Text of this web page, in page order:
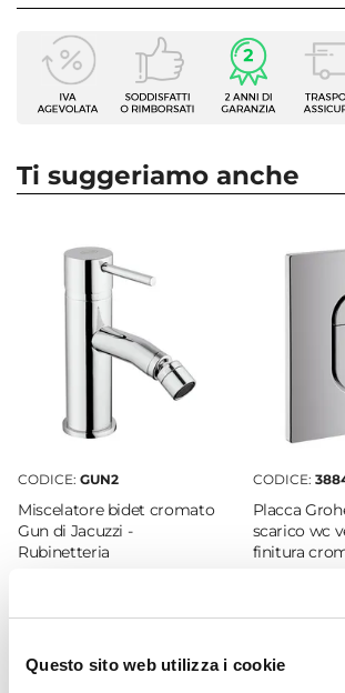
Questo sito web utilizza i cookie
dover cercare soluzioni alternative
Il nostro catalogo di sanitari
che sappiano rispondere alle tue
Linee vintage senza tempo sono
robustezza e affidabilità nel bagno
contemporaneo. Scopri subito la
Arcade!
Caratteristiche Generali
Tipologia
Sanitari tradizionali
Serie
Tipo Di Scarico
A pavimento
Scarico Traslato
Copri WC
Curva Tecnica
Incluso
Caratteristiche Vaso
Bianco
Ti suggeriamo anche
CODICE: GUN2
Miscelatore bidet cromato
Gun di Jacuzzi -
Rubinetteria
CODICE:
Placca
scarico wc
finitura